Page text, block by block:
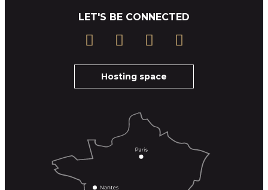
LET'S BE CONNECTED
Hosting space